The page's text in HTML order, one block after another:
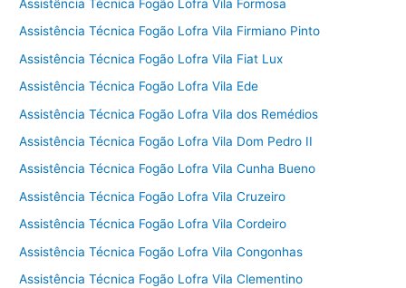
Assistência Técnica Fogão Lofra Vila Formosa
Assistência Técnica Fogão Lofra Vila Firmiano Pinto
Assistência Técnica Fogão Lofra Vila Fiat Lux
Assistência Técnica Fogão Lofra Vila Ede
Assistência Técnica Fogão Lofra Vila dos Remédios
Assistência Técnica Fogão Lofra Vila Dom Pedro II
Assistência Técnica Fogão Lofra Vila Cunha Bueno
Assistência Técnica Fogão Lofra Vila Cruzeiro
Assistência Técnica Fogão Lofra Vila Cordeiro
Assistência Técnica Fogão Lofra Vila Congonhas
Assistência Técnica Fogão Lofra Vila Clementino